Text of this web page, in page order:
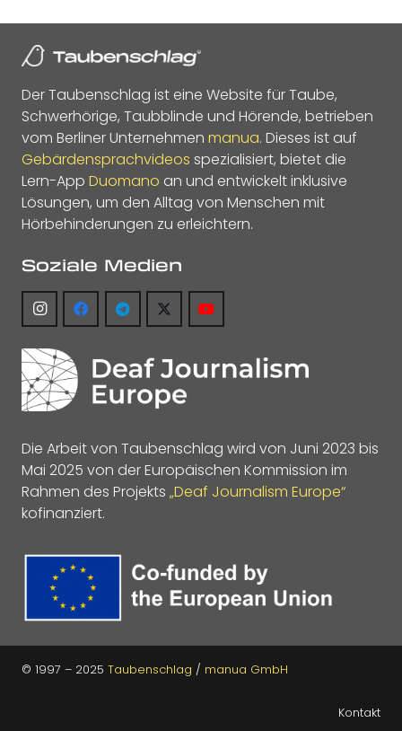
Der Taubenschlag ist eine Website für Taube,
Schwerhörige, Taubblinde und Hörende, betrieben
vom Berliner Unternehmen manua. Dieses ist auf
Gebärdensprachvideos spezialisiert, bietet die
Lern-App Duomano an und entwickelt inklusive
Lösungen, um den Alltag von Menschen mit
Hörbehinderungen zu erleichtern.
Soziale Medien
Die Arbeit von Taubenschlag wird von Juni 2023 bis
Mai 2025 von der Europäischen Kommission im
Rahmen des Projekts „Deaf Journalism Europe“
kofinanziert.
© 1997 – 2025 Taubenschlag / manua GmbH
Kontakt